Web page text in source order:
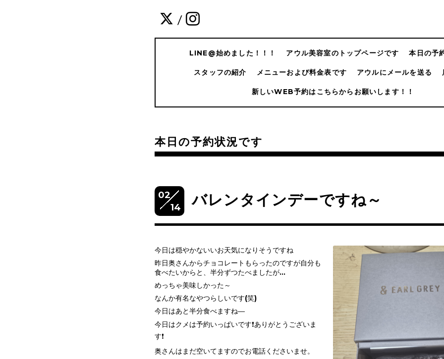
/
LINE@始めました！！！ アウル美容室のトップページです 本日の予
スタッフの紹介 メニューおよび料金表です アウルにメールを送る
新しいWEB予約はこちらからお願いします！！
本日の予約状況です
02
14
バレンタインデーですね～
今日は穏やかないいお天気になりそうですね
昨日奥さんからチョコレートもらったのですが自分も
食べたいからと、半分ずつたべましたが…
めっちゃ美味しかった～
なんか有名なやつらしいです(笑)
今日はあと半分食べますね―
今日はクメは予約いっぱいです❗ありがとうございま
す❗
奥さんはまだ空いてますのでお電話くださいませ。